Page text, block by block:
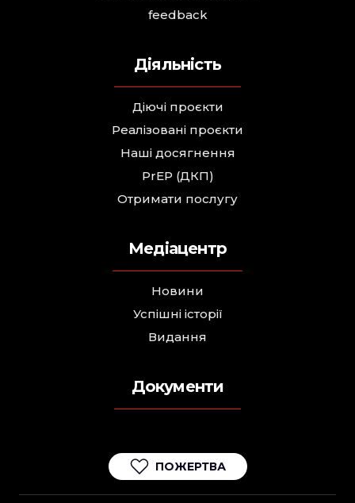
feedback
Діяльність
Діючі проєкти
Реалізовані проєкти
Наші досягнення
PrEP (ДКП)
Отримати послугу
Медіацентр
Новини
Успішні історії
Видання
Документи
ПОЖЕРТВА